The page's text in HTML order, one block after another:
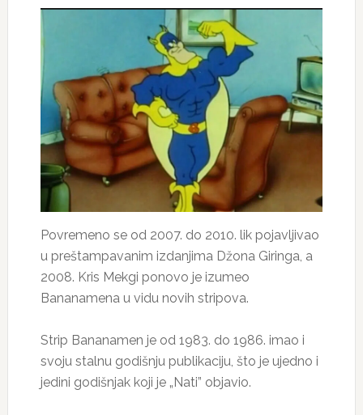
Povremeno se od 2007. do 2010. lik pojavljivao
u preštampavanim izdanjima Džona Giringa, a
2008. Kris Mekgi ponovo je izumeo
Bananamena u vidu novih stripova.
Strip Bananamen je od 1983. do 1986. imao i
svoju stalnu godišnju publikaciju, što je ujedno i
jedini godišnjak koji je „Nati” objavio.